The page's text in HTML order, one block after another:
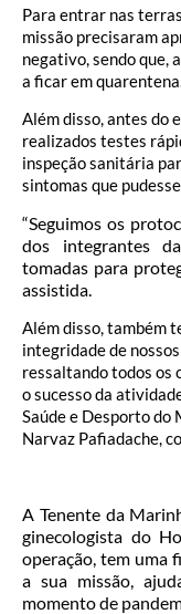
Para entrar nas
missão precisaram
negativo, sendo que,
a ficar em
Além disso, antes do
realizados testes
inspeção sanitária
sintomas que
“Seguimos os
dos integrantes
tomadas para
assistida.
Além disso, também
integridade de
ressaltando todos os
o sucesso da
Saúde e Desporto
Narvaz Pafiadache,
A Tenente da
ginecologista do
operação, tem uma
a sua missão,
momento de